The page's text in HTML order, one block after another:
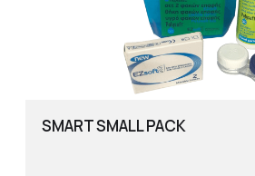
SMART SMALL PACK